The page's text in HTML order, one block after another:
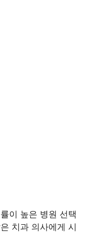
이 높은 병원 선택
치과 의사에게 시